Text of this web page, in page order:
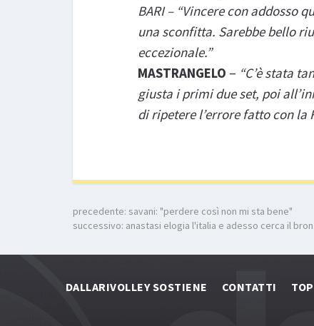
BARI – “Vincere con addosso
una sconfitta. Sarebbe bello
eccezionale.”
MASTRANGELO – “C’è stata
giusta i primi due set, poi
di ripetere l’errore fatto con
precedente: savani: "perdere così non mi sta bene"
successivo: anastasi elogia l'italia e adesso cerca il
DALLARIVOLLEY SOSTIENE CONTATTI